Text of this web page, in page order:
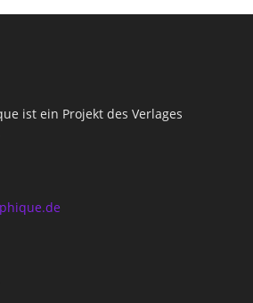
ist ein Projekt des Verlages